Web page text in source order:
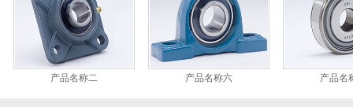
产品名称二 产品名称六 产品名